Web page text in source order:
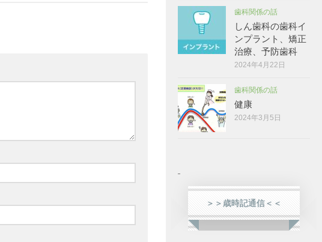
歯科関係の話
しん歯科の歯科イ
ンプラント、矯正
治療、予防歯科
2024年4月22日
歯科関係の話
健康
2024年3月5日
＞＞歳時記通信＜＜